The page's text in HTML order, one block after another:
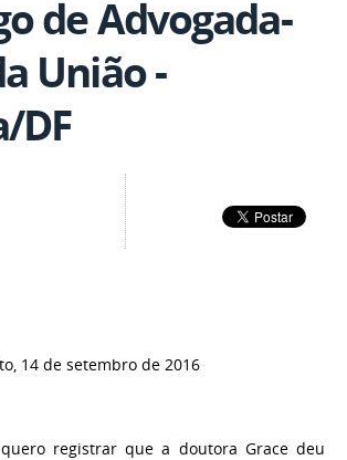
de Advogada-
União -
DF
14 de setembro de 2016
registrar que a doutora Grace deu